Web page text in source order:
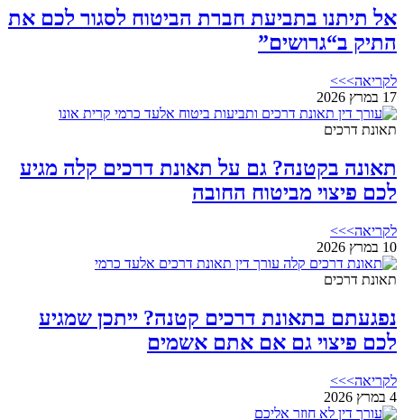
אל תיתנו בתביעת חברת הביטוח לסגור לכם את
התיק ב“גרושים”
לקריאה>>>
17 במרץ 2026
תאונת דרכים
תאונה בקטנה? גם על תאונת דרכים קלה מגיע
לכם פיצוי מביטוח החובה
לקריאה>>>
10 במרץ 2026
תאונת דרכים
נפגעתם בתאונת דרכים קטנה? ייתכן שמגיע
לכם פיצוי גם אם אתם אשמים
לקריאה>>>
4 במרץ 2026